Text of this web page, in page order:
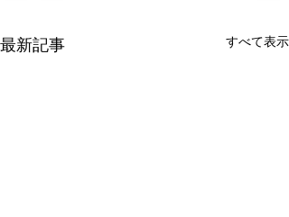
最新記事 すべて表示